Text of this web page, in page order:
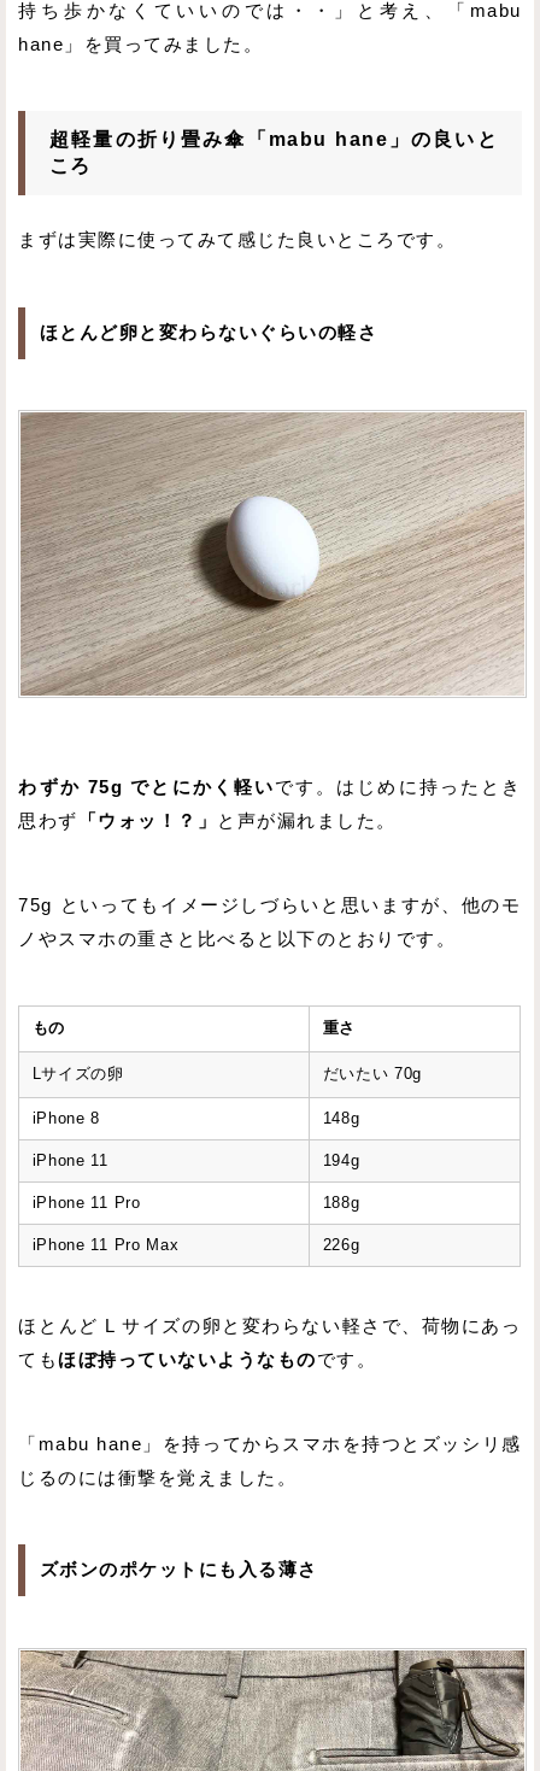
持ち歩かなくていいのでは・・」と考え、「mabu
hane」を買ってみました。
超軽量の折り畳み傘「mabu hane」の良いと
ころ
まずは実際に使ってみて感じた良いところです。
ほとんど卵と変わらないぐらいの軽さ
わずか 75g でとにかく軽いです。はじめに持ったとき
思わず
「ウォッ！？」 と声が漏れました。
75g といってもイメージしづらいと思いますが、他のモ
ノやスマホの重さと比べると以下のとおりです。
もの 重さ
Lサイズの卵 だいたい 70g
iPhone 8 148g
iPhone 11 194g
iPhone 11 Pro 188g
iPhone 11 Pro Max 226g
ほとんど L サイズの卵と変わらない軽さで、荷物にあっ
てもほぼ持っていないようなものです。
「mabu hane」を持ってからスマホを持つとズッシリ感
じるのには衝撃を覚えました。
ズボンのポケットにも入る薄さ